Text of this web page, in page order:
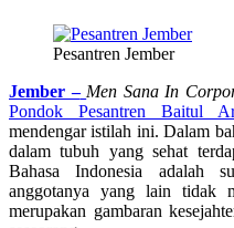
Pesantren Jember
Jember – Men Sana In
Pondok Pesantren Baitul
mendengar istilah ini. Dalam
dalam tubuh yang sehat
Bahasa Indonesia adalah
anggotanya yang lain tidak
merupakan gambaran